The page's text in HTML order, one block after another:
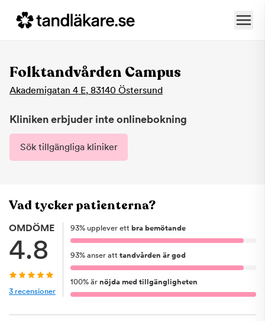
Folktandvården Campus
Akademigatan 4 E, 83140 Östersund
Kliniken erbjuder inte onlinebokning
Sök tillgängliga kliniker
Vad tycker patienterna?
OMDÖME
4.8
3 recensioner
93% upplever ett bra bemötande
93% anser att tandvården är god
100% är nöjda med tillgängligheten